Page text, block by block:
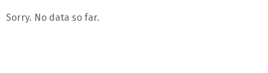
Sorry. No data so far.